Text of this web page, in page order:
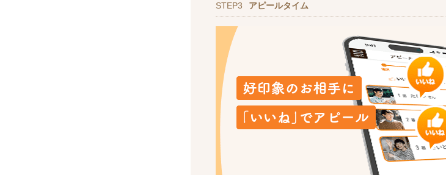
STEP3 アピールタイム